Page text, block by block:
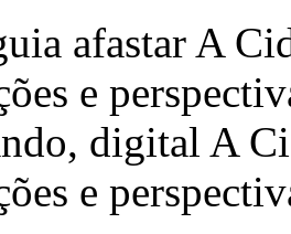
afastar A
e
digital A
e